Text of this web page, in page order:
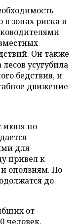
в зонах риска и
Он также
усугубила
бедствия, и
движение
июня по
для
привел к
оползням. По
до
от
человек.